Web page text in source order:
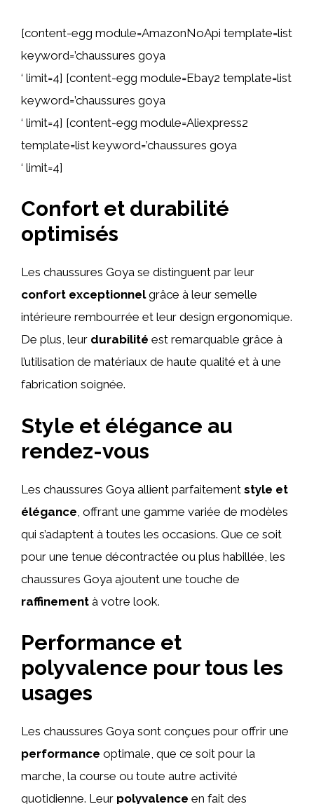
[content-egg module=AmazonNoApi template=list
keyword=’chaussures goya
‘ limit=4] [content-egg module=Ebay2 template=list
keyword=’chaussures goya
‘ limit=4] [content-egg module=Aliexpress2
template=list keyword=’chaussures goya
‘ limit=4]
Confort et durabilité
optimisés
Les chaussures Goya se distinguent par leur
confort exceptionnelgrâce à leur semelle
intérieure rembourrée et leur design ergonomique.
De plus, leur durabilité est remarquable grâce à
l’utilisation de matériaux de haute qualité et à une
fabrication soignée.
Style et élégance au
rendez-vous
Les chaussures Goya allient parfaitement style et
élégance , offrant une gamme variée de modèles
qui s’adaptent à toutes les occasions. Que ce soit
pour une tenue décontractée ou plus habillée, les
chaussures Goya ajoutent une touche de
raffinement à votre look.
Performance et
polyvalence pour tous les
usages
Les chaussures Goya sont conçues pour offrir une
performance optimale, que ce soit pour la
marche, la course ou toute autre activité
quotidienne. Leur polyvalence en fait des